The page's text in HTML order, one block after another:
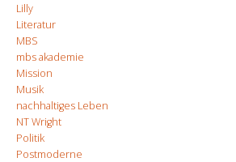
Lilly
Literatur
MBS
mbs akademie
Mission
Musik
nachhaltiges Leben
NT Wright
Politik
Postmoderne